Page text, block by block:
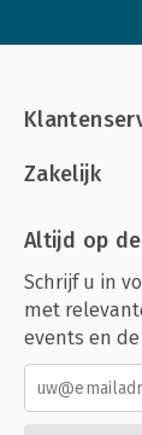
Zakelijk
Altijd op
Schrijf u in
met
events en